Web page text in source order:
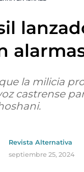
la milicia
castrense
Revista Alternativa
septiembre 25, 2024